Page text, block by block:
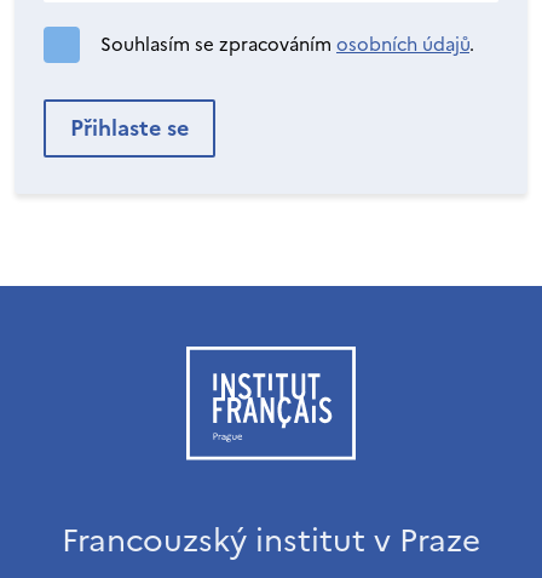
Souhlasím se zpracováním osobních údajů.
Francouzský institut v Praze